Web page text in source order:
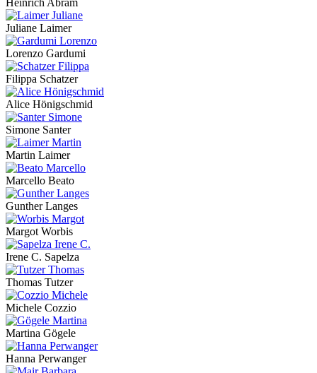
Juliane Laimer
Lorenzo Gardumi
Filippa Schatzer
Alice Hönigschmid
Simone Santer
Martin Laimer
Marcello Beato
Gunther Langes
Margot Worbis
Irene C. Sapelza
Thomas Tutzer
Michele Cozzio
Martina Gögele
Hanna Perwanger